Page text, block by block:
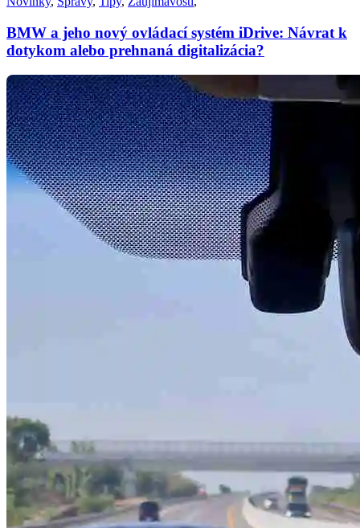
BMW a jeho nový ovládací systém iDrive: Návrat k
dotykom alebo prehnaná digitalizácia?